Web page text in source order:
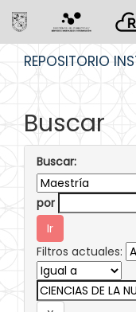
REPOSITORIO
Buscar
Buscar:
por
Filtros actuales: